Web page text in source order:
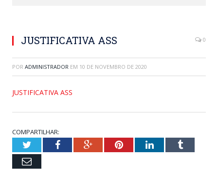
JUSTIFICATIVA ASS 0
POR ADMINISTRADOR EM 10 DE NOVEMBRO DE 2020
JUSTIFICATIVA ASS
COMPARTILHAR:
TwitterFacebookGoogle+PinterestLinkedInTumblr
Email